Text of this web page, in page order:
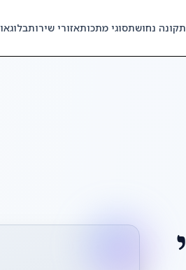
קונה נחושתסוגי מתכותאזורי שירותבלוג